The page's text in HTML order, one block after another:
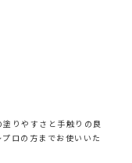
りやすさと手触りの良
ロの方までお使いいた